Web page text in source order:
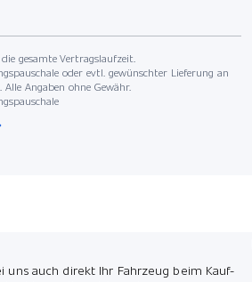
gesamte Vertragslaufzeit.
oder evtl. gewünschter Lieferung an
Angaben ohne Gewähr.
uns auch direkt Ihr Fahrzeug beim Kauf-